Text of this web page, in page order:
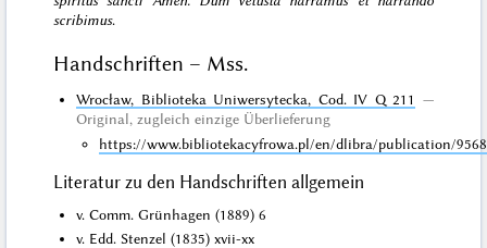
scribimus.
Handschriften – Mss.
Wrocław, Biblioteka Uniwersytecka, Cod. IV Q 211
Original, zugleicheinzige Überlieferung
https://www.bibliotekacyfrowa.pl/en/dlibra/publication/
Literatur zu den Handschriften allgemein
v. Comm. Grünhagen (1889) 6
v. Edd. Stenzel (1835) xvii-xx